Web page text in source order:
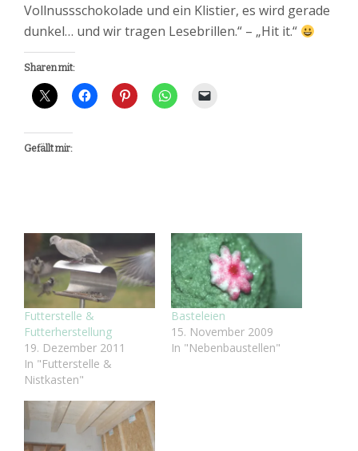
Vollnussschokolade und ein Klistier, es wird gerade
dunkel… und wir tragen Lesebrillen.“ – „Hit it.“
Sharen mit:
Gefällt mir:
Futterstelle &
Futterherstellung
19. Dezember 2011
In "Futterstelle &
Nistkasten"
Basteleien
15. November 2009
In "Nebenbaustellen"